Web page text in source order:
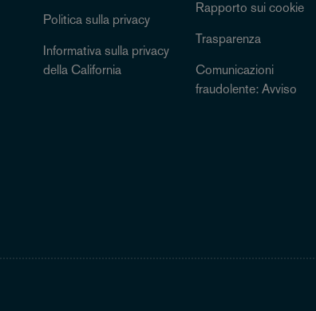
Politica sulla privacy
Informativa sulla privacy
della California
Rapporto sui cookie
Trasparenza
Comunicazioni
fraudolente: Avviso